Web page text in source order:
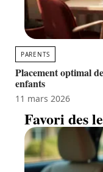
PARENTS
Placement optimal
enfants
11 mars 2026
Favori des